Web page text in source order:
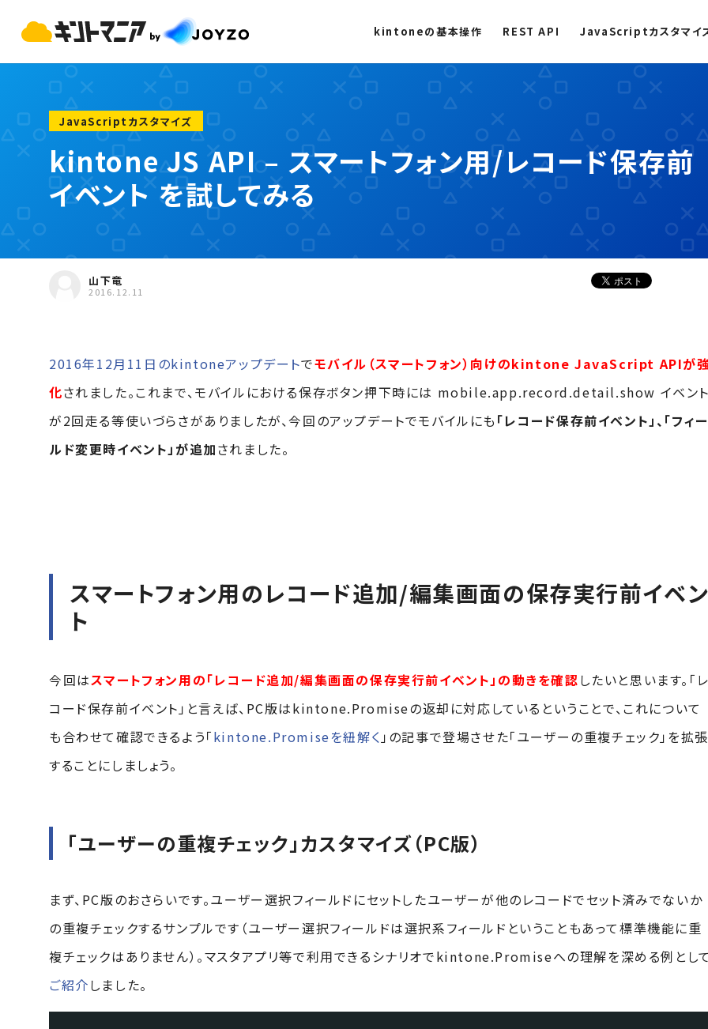
kintoneの基本操作 REST API JavaScriptカスタマイ
JavaScriptカスタマイズ
kintone JS API – スマートフォン用/レコード保存前
イベント を試してみる
山下竜
2016.12.11
2016年12月11日のkintoneアップデートでモバイル（スマートフォン）向けのkintone JavaScript APIが
化されました。これまで、モバイルにおける保存ボタン押下時には mobile.app.record.detail.show イベント
が2回走る等使いづらさがありましたが、今回のアップデートでモバイルにも 「レコード保存前イベント」、「フィー
ルド変更時イベント」が追加されました。
スマートフォン用のレコード追加/編集画面の保存実行前イベン
ト
今回はスマートフォン用の「レコード追加/編集画面の保存実行前イベント」の動きを確認したいと思います。「レ
コード保存前イベント」と言えば、PC版はkintone.Promiseの返却に対応しているということで、これについて
も合わせて確認できるよう「kintone.Promiseを紐解く」の記事で登場させた「ユーザーの重複チェック」を拡張
することにしましょう。
「ユーザーの重複チェック」カスタマイズ（PC版）
まず、PC版のおさらいです。ユーザー選択フィールドにセットしたユーザーが他のレコードでセット済みでないか
の重複チェックするサンプルです（ユーザー選択フィールドは選択系フィールドということもあって標準機能に重
複チェックはありません）。マスタアプリ等で利用できるシナリオでkintone.Promiseへの理解を深める例として
ご紹介しました。